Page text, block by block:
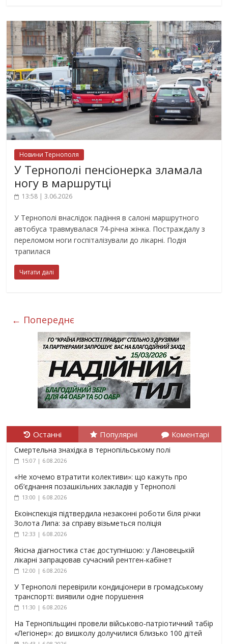
Новини Тернополя
У Тернополі пенсіонерка зламала
ногу в маршрутці
13:58 | 3.06.2026
У Тернополі внаслідок падіння в салоні маршрутного
автобуса травмувалася 74-річна жінка. Постраждалу з
переломом ноги госпіталізували до лікарні. Подія
трапилася
Читати далі
← Попереднє
Останні Популярні Коментарі
Смертельна знахідка в тернопільському полі
15:07 | 6.08.2026
«Не хочемо втратити колективи»: що кажуть про
об’єднання позашкільних закладів у Тернополі
13:00 | 6.08.2026
Екоінспекція підтвердила незаконні роботи біля річки
Золота Липа: за справу візьметься поліція
12:33 | 6.08.2026
Якісна діагностика стає доступнішою: у Лановецькій
лікарні запрацював сучасний рентген-кабінет
12:00 | 6.08.2026
У Тернополі перевірили кондиціонери в громадському
транспорті: виявили одне порушення
11:30 | 6.08.2026
На Тернопільщині провели військово-патріотичний табір
«Легіонер»: до вишколу долучилися близько 100 дітей